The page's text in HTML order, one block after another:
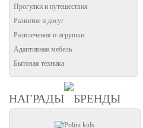
Прогулки и путешествия
Развитие и досуг
Развлечения и игрушки
Адаптивная мебель
Бытовая техника
НАГРАДЫ БРЕНДЫ